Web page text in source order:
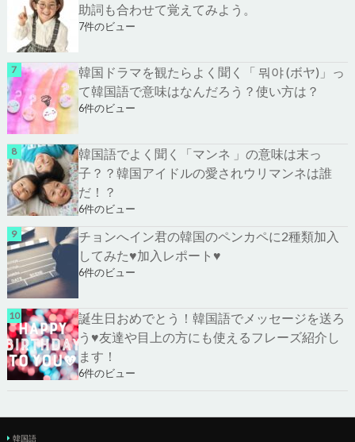
助詞も合わせて覚えてみよう。
7件のビュー
韓国ドラマを観たらよく聞く「 뭐야 (ボヤ)」っ
て韓国語で意味はなんだろう？使い方は？
6件のビュー
韓国語でよく聞く「マンネ 」の意味は末っ
子？？韓国アイドルの愛されウリマンネは誰
だ！？
6件のビュー
チョンへイン君の韓国のペンカペに2種類加入
してみた♥加入レポート♥
6件のビュー
誕生日おめでとう！韓国語でメッセージを送ろ
う♥友達や目上の方にも使えるフレーズ紹介し
ます！
6件のビュー
韓国語